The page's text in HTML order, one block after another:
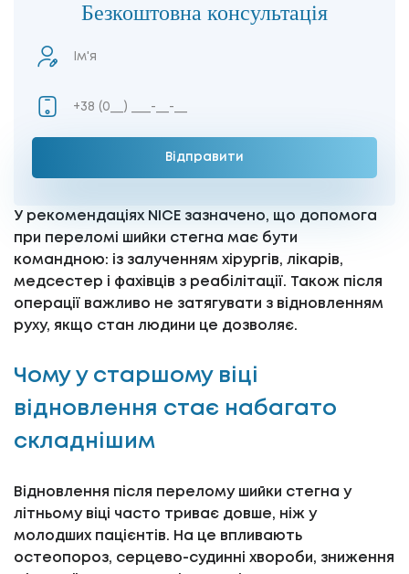
Безкоштовна консультація
У рекомендаціях NICE зазначено, що допомога
при переломі шийки стегна має бути
командною: із залученням хірургів, лікарів,
медсестер і фахівців з реабілітації. Також після
операції важливо не затягувати з відновленням
руху, якщо стан людини це дозволяє.
Чому у старшому віці
відновлення стає набагато
складнішим
Відновлення після перелому шийки стегна у
літньому віці часто триває довше, ніж у
молодших пацієнтів. На це впливають
остеопороз, серцево-судинні хвороби, зниження